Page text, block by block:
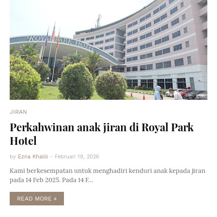
JIRAN
Perkahwinan anak jiran di Royal Park
Hotel
by Ezna Khalili - Februari 19, 2026
Kami berkesempatan untuk menghadiri kenduri anak kepada jiran
pada 14 Feb 2025. Pada 14 F…
READ MORE »